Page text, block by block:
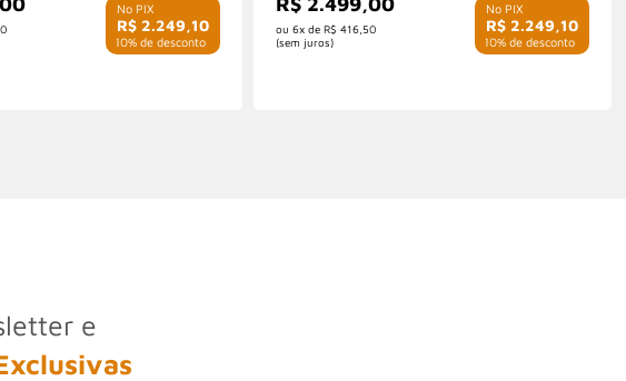
R$ 2.249,10
com 10% de desconto
R$ 2.249,10
com 10% de desconto
6x de R$ 416,50
(sem juros)
e